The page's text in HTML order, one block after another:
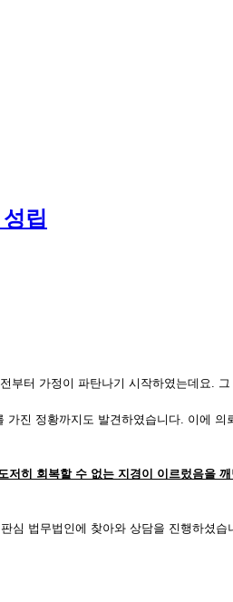
립
터 가정이 파탄나기 시작하였는데요.
진 정황까지도 발견하였습니다. 이에
저히 회복할 수 없는 지경이 이르렀음을
심 법무법인에 찾아와 상담을 진행하셨습